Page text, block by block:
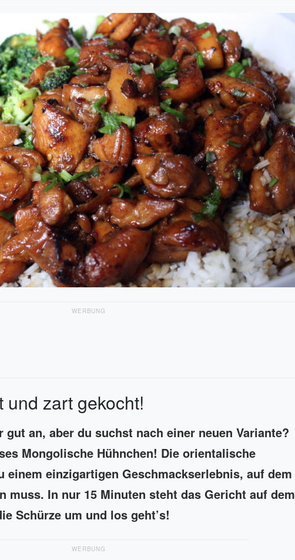
WERBUNG
und zart gekocht!
an, aber du suchst nach einer neuen Variante?
Mongolische Hühnchen! Die orientalische
einem einzigartigen Geschmackserlebnis, auf dem
muss. In nur 15 Minuten steht das Gericht auf dem
Schürze um und los geht’s!
WERBUNG